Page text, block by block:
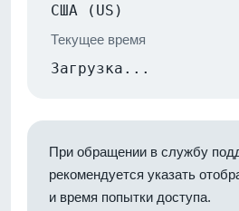
США (US)
Текущее время
Загрузка...
При обращении в службу
рекомендуется указать
и время попытки доступа.